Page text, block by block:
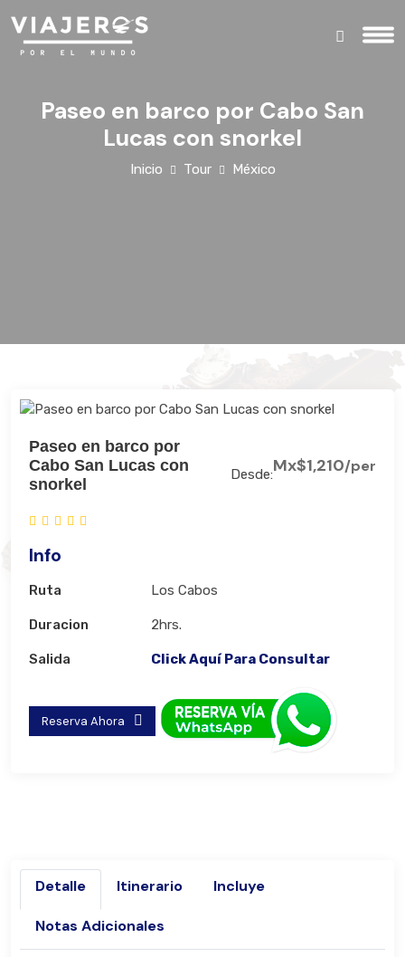
Paseo en barco por Cabo San
Lucas con snorkel
Inicio Tour México
Paseo en barco por
Cabo San Lucas con
snorkel
Desde:Mx$1,210/per
Info
Ruta Los Cabos
Duracion 2hrs.
Salida Click Aquí Para Consultar
Reserva Ahora
Detalle Itinerario Incluye
Notas Adicionales